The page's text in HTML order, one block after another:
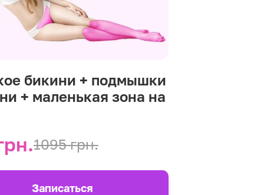
бикини + подмышки
+ маленькая зона на
1095 грн.
Записаться